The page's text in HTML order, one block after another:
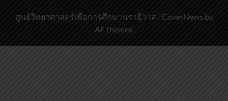
ศูนย์วิทยาศาสตร์เพื่อการศึกษานราธิวาส | CoverNews by
AF themes.